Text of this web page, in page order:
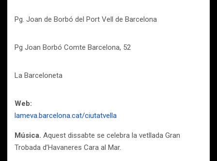
Pg. Joan de Borbó del Port Vell de Barcelona
Pg Joan Borbó Comte Barcelona, 52
La Barceloneta
Web:
lameva.barcelona.cat/ciutatvella
Música. Aquest dissabte se celebra la vetllada Gran
Trobada d’Havaneres Cara al Mar.